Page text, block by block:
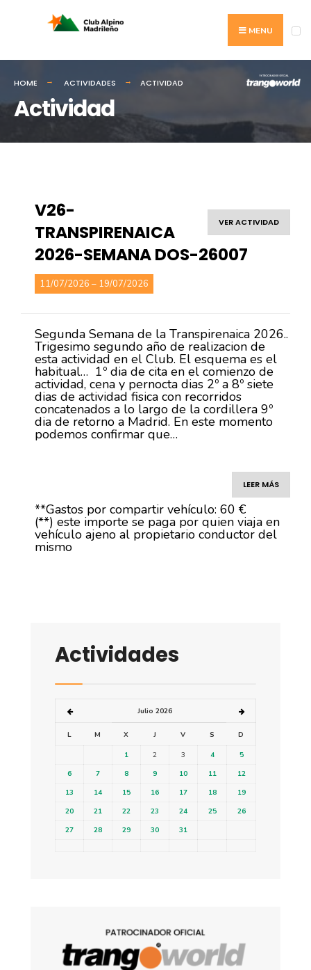
MENU
HOME ACTIVIDADES ACTIVIDAD
Actividad
VER ACTIVIDAD
V26-
TRANSPIRENAICA
2026-SEMANA DOS-26007
11/07/2026 – 19/07/2026
Segunda Semana de la Transpirenaica 2026..
Trigesimo segundo año de realizacion de
esta actividad en el Club. El esquema es el
habitual… 1º dia de cita en el comienzo de
actividad, cena y pernocta dias 2º a 8º siete
dias de actividad fisica con recorridos
concatenados a lo largo de la cordillera 9º
dia de retorno a Madrid. En este momento
podemos confirmar que…
LEER MÁS
**Gastos por compartir vehículo: 60 €
(**) este importe se paga por quien viaja en
vehículo ajeno al propietario conductor del
mismo
Actividades
Julio 2026
L M X J V S D
1 2 3 4
5
6
7 8 9 10 11
12
13
14 15 16 17 18
19
20
21 22 23 24 25
26
27
28 29 30 31